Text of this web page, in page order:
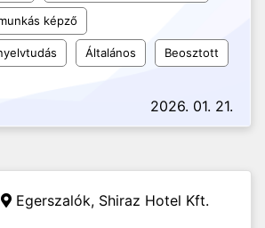
képző
Általános Beosztott
2026. 01. 21.
Egerszalók, Shiraz Hotel Kft.